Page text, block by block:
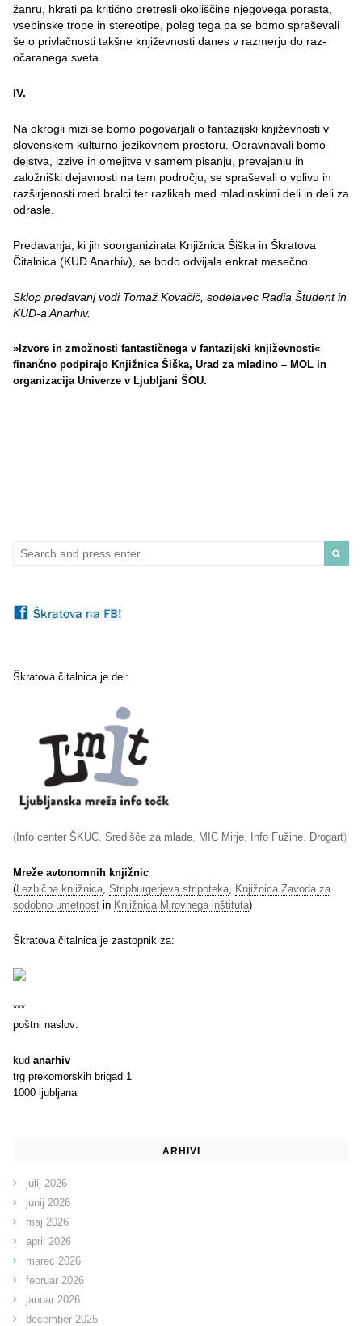
žanru, hkrati pa kritično pretresli okoliščine njegovega porasta,
vsebinske trope in stereotipe, poleg tega pa se bomo spraševali
še o privlačnosti takšne književnosti danes v razmerju do raz-
očaranega sveta.
IV.
Na okrogli mizi se bomo pogovarjali o fantazijski književnosti v
slovenskem kulturno-jezikovnem prostoru. Obravnavali bomo
dejstva, izzive in omejitve v samem pisanju, prevajanju in
založniški dejavnosti na tem področju, se spraševali o vplivu in
razširjenosti med bralci ter razlikah med mladinskimi deli in deli za
odrasle.
Predavanja, ki jih soorganizirata Knjižnica Šiška in Škratova
Čitalnica (KUD Anarhiv), se bodo odvijala enkrat mesečno.
Sklop predavanj vodi Tomaž Kovačič, sodelavec Radia Študent in
KUD-a Anarhiv.
»Izvore in zmožnosti fantastičnega v fantazijski književnosti«
finančno podpirajo Knjižnica Šiška, Urad za mladino – MOL in
organizacija Univerze v Ljubljani ŠOU.
Search
Škratova čitalnica je del:
( Info center ŠKUC, Središče za mlade, MIC Mirje, Info Fužine, Drogart)
Mreže avtonomnih knjižnic
(Lezbična knjižnica, Stripburgerjeva stripoteka, Knjižnica Zavoda za
sodobno umetnost in Knjižnica Mirovnega inštituta)
Škratova čitalnica je zastopnik za:
***
poštni naslov:
kud anarhiv
trg prekomorskih brigad 1
1000 ljubljana
ARHIVI
julij 2026
junij 2026
maj 2026
april 2026
marec 2026
februar 2026
januar 2026
december 2025